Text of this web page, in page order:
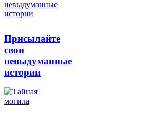
Присылайте
свои
невыдуманные
истории